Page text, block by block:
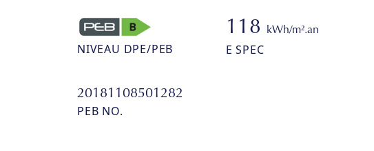
NIVEAU DPE/PEB
118 kWh/m².an
E SPEC
20181108501282
PEB NO.